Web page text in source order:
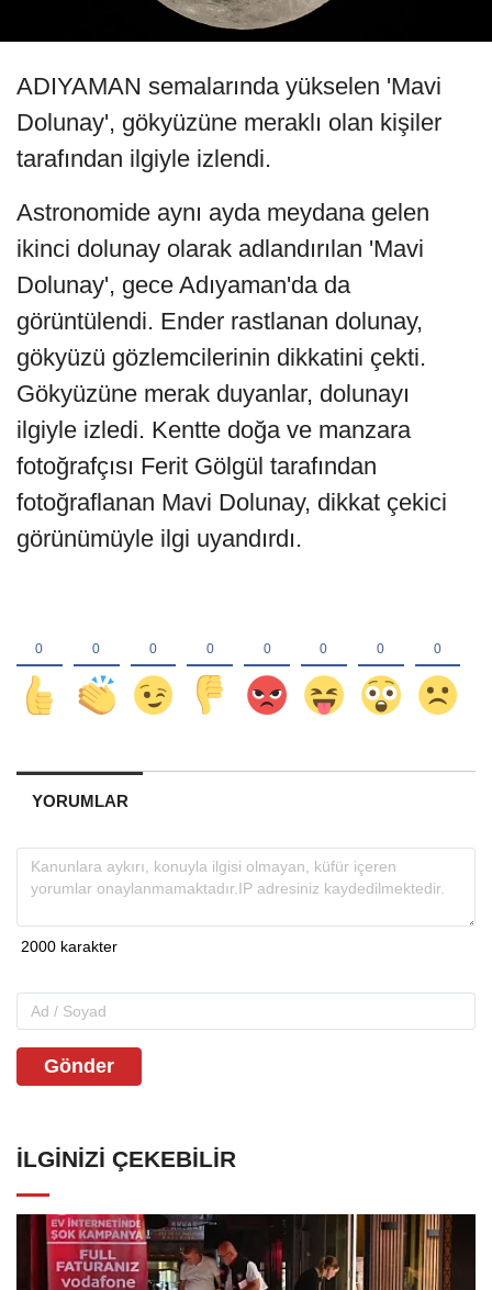
ADIYAMAN semalarında yükselen 'Mavi
Dolunay', gökyüzüne meraklı olan kişiler
tarafından ilgiyle izlendi.
Astronomide aynı ayda meydana gelen
ikinci dolunay olarak adlandırılan 'Mavi
Dolunay', gece Adıyaman'da da
görüntülendi. Ender rastlanan dolunay,
gökyüzü gözlemcilerinin dikkatini çekti.
Gökyüzüne merak duyanlar, dolunayı
ilgiyle izledi. Kentte doğa ve manzara
fotoğrafçısı Ferit Gölgül tarafından
fotoğraflanan Mavi Dolunay, dikkat çekici
görünümüyle ilgi uyandırdı.
YORUMLAR
Gönder
İLGINIZI ÇEKEBILIR